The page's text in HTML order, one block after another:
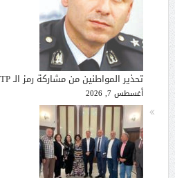
تحذير المواطنين من مشاركة رمز الـ OTP
أغسطس 7, 2026